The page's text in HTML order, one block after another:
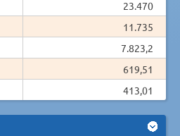
23.470
11.735
7.823,2
619,51
413,01